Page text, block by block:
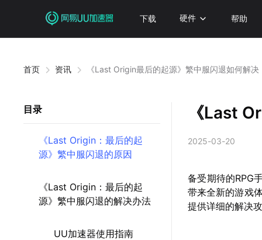
下载 硬件 帮助
首页 资讯 《Last Origin最后的起源》繁中服闪退如何解决
目录
《Last Origin：最后的起
源》繁中服闪退的原因
《Last Origin：最后的起
源》繁中服闪退的解决办法
UU加速器使用指南
《Last
2025-03-20
备受期待的RPG
带来全新的游戏
提供详细的解决